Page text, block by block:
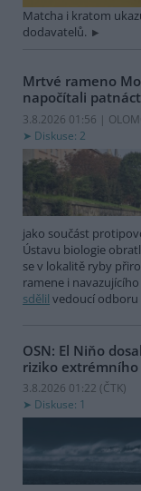
Matcha i kratom
dodavatelů.
Mrtvé rameno
napočítali
3.8.2026 01:56 |
Diskuse: 2
jako součást
Ústavu biologie
se v lokalitě ryby
ramene i
sdělil vedoucí
OSN: El Niňo
riziko extrémního
3.8.2026 01:22 (ČTK)
Diskuse: 1